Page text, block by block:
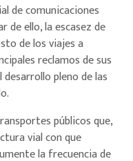
de comunicaciones
de ello, la escasez de
de los viajes a
reclamos de sus
pleno de las
públicos que,
vial con que
la frecuencia de